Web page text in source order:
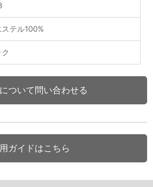
テル100%
ついて問い合わせる
ガイドはこちら